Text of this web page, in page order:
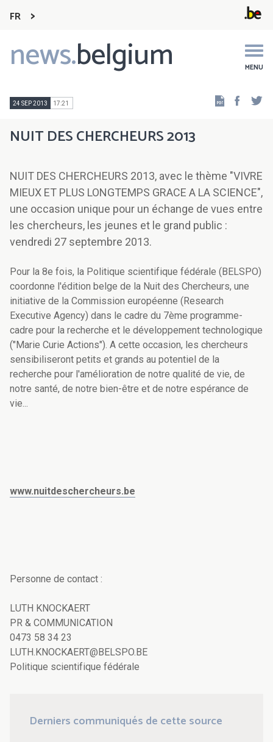
FR
news.belgium MENU
Main
navigation
24 SEP 2013 17:21
NUIT DES CHERCHEURS 2013
NUIT DES CHERCHEURS 2013, avec le thème "VIVRE
MIEUX ET PLUS LONGTEMPS GRACE A LA SCIENCE",
une occasion unique pour un échange de vues entre
les chercheurs, les jeunes et le grand public :
vendredi 27 septembre 2013.
Pour la 8e fois, la Politique scientifique fédérale (BELSPO)
coordonne l'édition belge de la Nuit des Chercheurs, une
initiative de la Commission européenne (Research
Executive Agency) dans le cadre du 7ème programme-
cadre pour la recherche et le développement technologique
("Marie Curie Actions"). A cette occasion, les chercheurs
sensibiliseront petits et grands au potentiel de la
recherche pour l'amélioration de notre qualité de vie, de
notre santé, de notre bien-être et de notre espérance de
vie...
www.nuitdeschercheurs.be
Personne de contact :
LUTH KNOCKAERT
PR & COMMUNICATION
0473 58 34 23
LUTH.KNOCKAERT@BELSPO.BE
Politique scientifique fédérale
Derniers communiqués de cette source